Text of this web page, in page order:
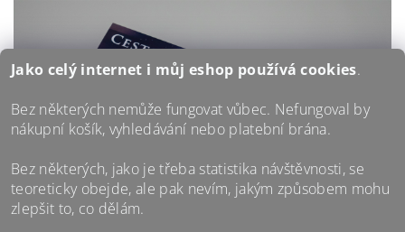
Jako celý internet i můj eshop používá cookies.
Bez některých nemůže fungovat vůbec. Nefungoval by
nákupní košík, vyhledávání nebo platební brána.
Bez některých, jako je třeba statistika návštěvnosti, se
teoreticky obejde, ale pak nevím, jakým způsobem mohu
zlepšit to, co dělám.